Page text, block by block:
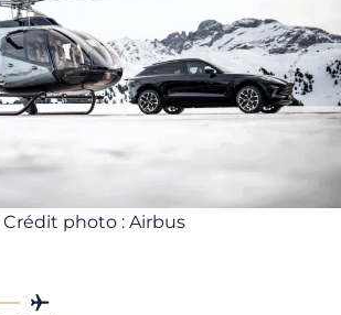
Crédit photo : Airbus